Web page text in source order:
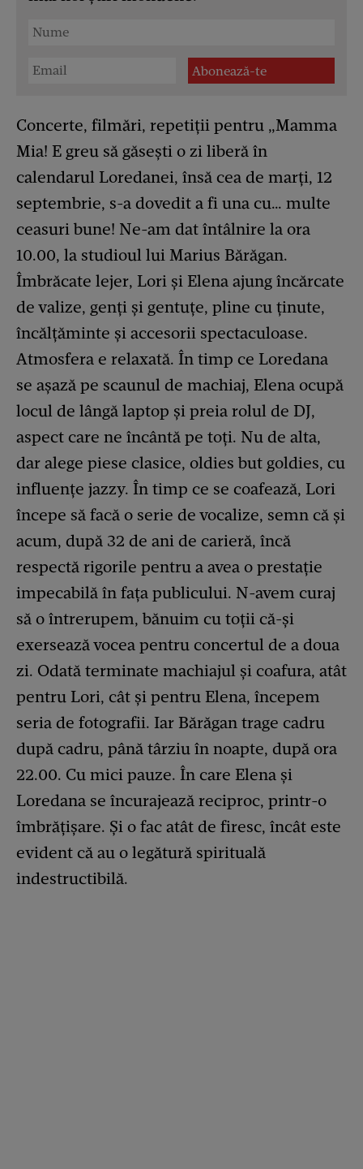
Concerte, filmări, repetiții pentru „Mamma
Mia! E greu să găsești o zi liberă în
calendarul Loredanei, însă cea de marți, 12
septembrie, s-a dovedit a fi una cu… multe
ceasuri bune! Ne-am dat întâlnire la ora
10.00, la studioul lui Marius Bărăgan.
Îmbrăcate lejer, Lori și Elena ajung încărcate
de valize, genți și gentuțe, pline cu ținute,
încălțăminte și accesorii spectaculoase.
Atmosfera e relaxată. În timp ce Loredana
se așază pe scaunul de machiaj, Elena ocupă
locul de lângă laptop și preia rolul de DJ,
aspect care ne încântă pe toți. Nu de alta,
dar alege piese clasice, oldies but goldies, cu
influențe jazzy. În timp ce se coafează, Lori
începe să facă o serie de vocalize, semn că și
acum, după 32 de ani de carieră, încă
respectă rigorile pentru a avea o prestație
impecabilă în fața publicului. N-avem curaj
să o întrerupem, bănuim cu toții că-și
exersează vocea pentru concertul de a doua
zi. Odată terminate machiajul și coafura, atât
pentru Lori, cât și pentru Elena, începem
seria de fotografii. Iar Bărăgan trage cadru
după cadru, până târziu în noapte, după ora
22.00. Cu mici pauze. În care Elena și
Loredana se încurajează reciproc, printr-o
îmbrățișare. Și o fac atât de firesc, încât este
evident că au o legătură spirituală
indestructibilă.